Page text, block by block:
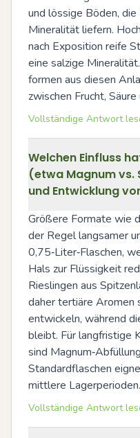
und lössige Böden,
Mineralität liefern.
nach Exposition reife
eine salzige
formen aus diesen
zwischen Frucht,
Vollständige Antwort
Welchen Einfluss
(etwa Magnum vs.
und Entwicklung
Größere Formate wie
der Regel langsamer
0,75‑Liter‑Flaschen,
Hals zur Flüssigkeit
Rieslingen aus
daher tertiäre Aromen
entwickeln, während
bleibt. Für langfristige
sind
Standardflaschen
mittlere Lagerperioden.
Vollständige Antwort